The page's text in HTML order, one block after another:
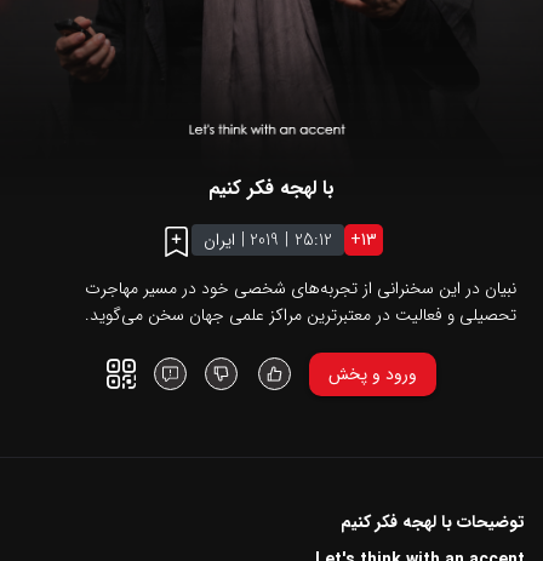
با لهجه فکر کنیم
13
+
25:12
|
2019
| ایران
نبیان در این سخنرانی از تجربه‌های شخصی خود در مسیر مهاجرت
تحصیلی و فعالیت در معتبرترین مراکز علمی جهان سخن می‌گوید.
ورود و پخش
توضیحات با لهجه فکر کنیم